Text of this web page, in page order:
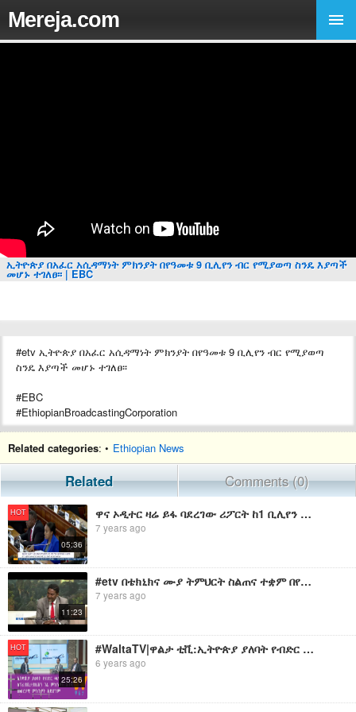
Mereja.com
ኢትዮጵያ በአፈር አሲዳማነት ምክንያት በየዓመቱ 9 ቢሊየን ብር የሚያወጣ ስንዴ እያጣች
መሆኑ ተገለፀ፡፡ | EBC
#etv ኢትዮጵያ በአፈር አሲዳማነት ምክንያት በየዓመቱ 9 ቢሊየን ብር የሚያወጣ
ስንዴ እያጣች መሆኑ ተገለፀ፡፡
#EBC
#EthiopianBroadcastingCorporation
Related categories: • Ethiopian News
Related Comments (0)
HOT
05:36
ዋና ኦዲተር ዛሬ ይፋ ባደረገው ሪፖርት ከ1 ቢሊየን ብር በላይ የሚያወጣ ህገ ወጥ ግዢ በመንግስት ተቋማት ተፈጽሟል
7 years ago
11:23
#etv በቴክኒክና ሙያ ትምህርት ስልጠና ተቋም በየዓመቱ አንድ ሚሊየን የሚጠጉ ዜጎች እየሰለጠኑ መሆኑ ተገለፀ፡፡
7 years ago
HOT
25:26
#WaltaTV|ዋልታ ቲቪ:ኢትዮጵያ ያለባት የብድር ጫና ለፕራይቬታይዜሽን ገፊ ምክንያት እንጂ መሰረታዊ ምክንያት አይሆንም፤
6 years ago